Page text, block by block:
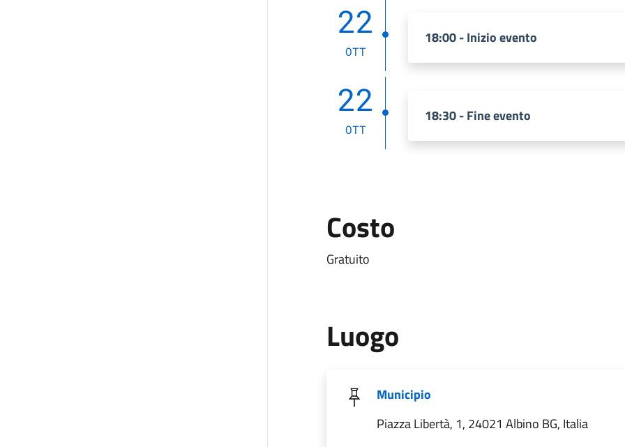
22
OTT
18:00 - Inizio evento
22
OTT
18:30 - Fine evento
Costo
Gratuito
Luogo
Municipio
Piazza Libertà, 1, 24021 Albino BG, Italia